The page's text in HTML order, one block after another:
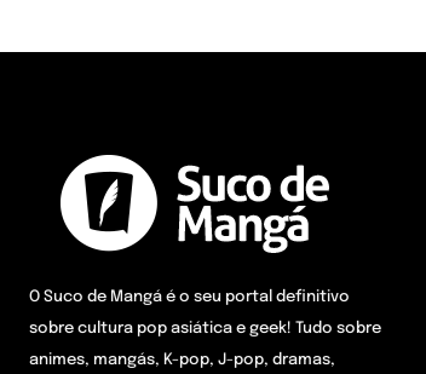
O Suco de Mangá é o seu portal definitivo
sobre cultura pop asiática e geek! Tudo sobre
animes, mangás, K-pop, J-pop, dramas,